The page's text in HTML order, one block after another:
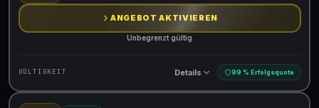
ANGEBOT AKTIVIEREN
Unbegrenzt gültig
GÜLTIGKEIT Details 99 % Erfolgsquote